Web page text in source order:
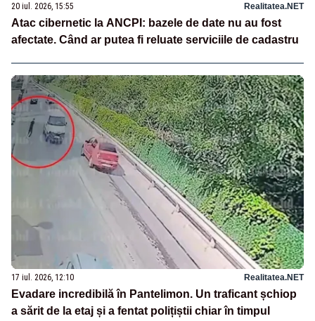
20 iul. 2026, 15:55 Realitatea.NET
Atac cibernetic la ANCPI: bazele de date nu au fost
afectate. Când ar putea fi reluate serviciile de cadastru
17 iul. 2026, 12:10 Realitatea.NET
Evadare incredibilă în Pantelimon. Un traficant șchiop
a sărit de la etaj și a fentat polițiștii chiar în timpul